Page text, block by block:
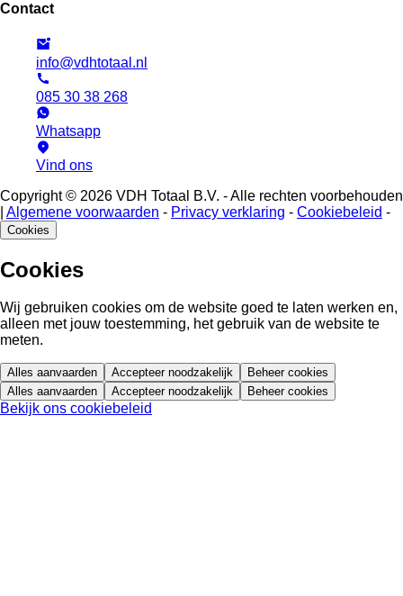
Contact
info@vdhtotaal.nl
085 30 38 268
Whatsapp
Vind ons
Copyright © 2026 VDH Totaal B.V. - Alle rechten voorbehouden
Algemene voorwaarden - Privacy verklaring - Cookiebeleid -
Cookies
Cookies
Wij gebruiken cookies om de website goed te laten werken en,
alleen met jouw toestemming, het gebruik van de website te
meten.
Alles aanvaarden Accepteer noodzakelijk
Beheer cookies
Alles aanvaarden
Accepteer noodzakelijk Beheer cookies
Bekijk ons cookiebeleid